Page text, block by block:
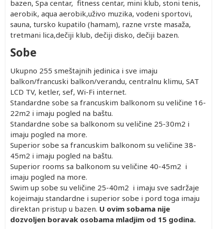
bazen, Spa centar, fitness centar, mini klub, stoni tenis,
aerobik, aqua aerobik,uživo muzika, vodeni sportovi,
sauna, tursko kupatilo (hamam), razne vrste masaža,
tretmani lica,dečiji klub, dečiji disko, dečiji bazen.
Sobe
Ukupno 255 smeštajnih jedinica i sve imaju
balkon/francuski balkon/verandu, centralnu klimu, SAT
LCD TV, ketler, sef, Wi-Fi internet.
Standardne sobe sa francuskim balkonom su veličine 16-
22m2 i imaju pogled na baštu.
Standardne sobe sa balkonom su veličine 25-30m2 i
imaju pogled na more.
Superior sobe sa francuskim balkonom su veličine 38-
45m2 i imaju pogled na baštu.
Superior rooms sa balkonom su veličine 40-45m2 i
imaju pogled na more.
Swim up sobe su veličine 25-40m2 i imaju sve sadržaje
kojeimaju standardne i superior sobe i pord toga imaju
direktan pristup u bazen. U ovim sobama nije
dozvoljen boravak osobama mladjim od 15 godina.